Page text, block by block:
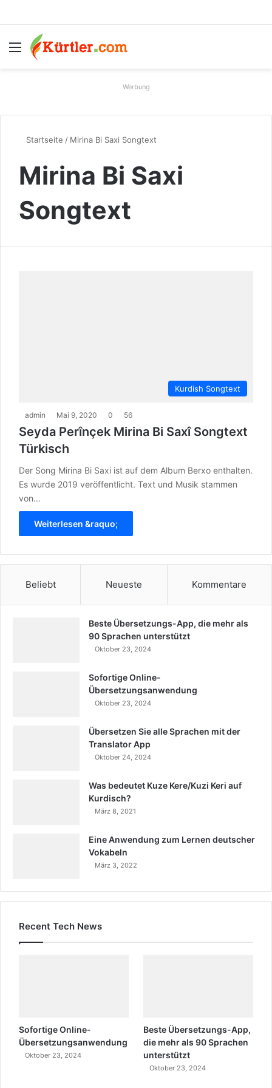
Menü
Werbung
Startseite / Mirina Bi Saxi Songtext
Mirina Bi Saxi
Songtext
Kurdish Songtext
admin Mai 9, 2020 0 56
Seyda Perînçek Mirina Bi Saxî Songtext
Türkisch
Der Song Mirina Bi Saxi ist auf dem Album Berxo enthalten.
Es wurde 2019 veröffentlicht. Text und Musik stammen
von…
Weiterlesen &raquo;
Beliebt Neueste Kommentare
Beste Übersetzungs-App, die mehr als
90 Sprachen unterstützt
Oktober 23, 2024
Sofortige Online-
Übersetzungsanwendung
Oktober 23, 2024
Übersetzen Sie alle Sprachen mit der
Translator App
Oktober 24, 2024
Was bedeutet Kuze Kere/Kuzi Keri auf
Kurdisch?
März 8, 2021
Eine Anwendung zum Lernen deutscher
Vokabeln
März 3, 2022
Recent Tech News
Sofortige Online-
Übersetzungsanwendung
Oktober 23, 2024
Beste Übersetzungs-App,
die mehr als 90 Sprachen
unterstützt
Oktober 23, 2024